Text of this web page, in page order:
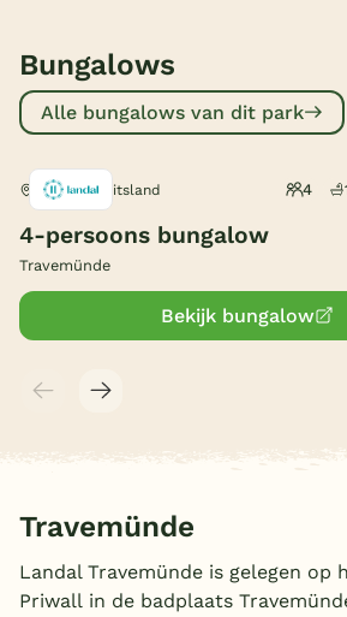
Duitsland
Blog
Onze e-boeken
Bungalows
Alle bungalows van dit park
Lübeck, Duitsland 4
4-persoons bungalow
Travemünde
Bekijk bungalow
Travemünde
Landal Travemünde is gelegen op
Priwall in de badplaats